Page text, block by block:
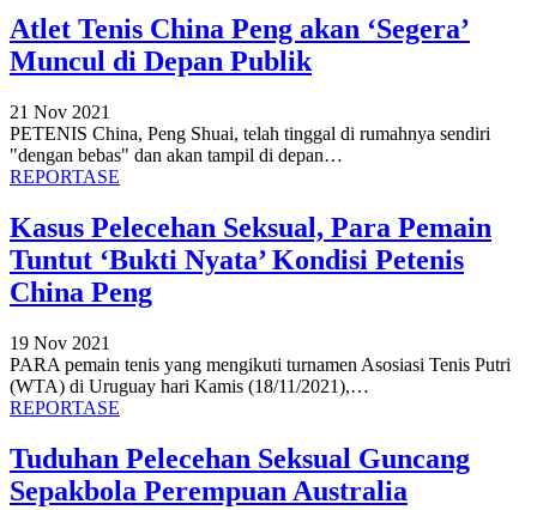
Atlet Tenis China Peng akan ‘Segera’
Muncul di Depan Publik
21 Nov 2021
PETENIS China, Peng Shuai, telah tinggal di rumahnya sendiri
"dengan bebas" dan akan tampil di depan…
REPORTASE
Kasus Pelecehan Seksual, Para Pemain
Tuntut ‘Bukti Nyata’ Kondisi Petenis
China Peng
19 Nov 2021
PARA pemain tenis yang mengikuti turnamen Asosiasi Tenis Putri
(WTA) di Uruguay hari Kamis (18/11/2021),…
REPORTASE
Tuduhan Pelecehan Seksual Guncang
Sepakbola Perempuan Australia